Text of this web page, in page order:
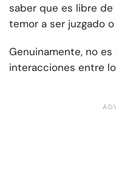
saber que es libre de
temor a ser juzgado
Genuinamente, no
interacciones entre